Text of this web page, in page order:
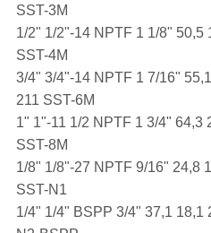
SST-3M
1/2" 1/2"-14 NPTF 1 1/8" 50,5
SST-4M
3/4" 3/4"-14 NPTF 1 7/16"
211 SST-6M
1" 1"-11 1/2 NPTF 1 3/4" 64,3
SST-8M
1/8" 1/8"-27 NPTF 9/16" 24,8
SST-N1
1/4" 1/4" BSPP 3/4" 37,1 18,1